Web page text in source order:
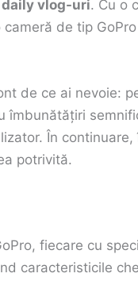
daily vlog-uri. Cu o
de tip
de ce ai nevoie:
În continuare,
potrivită.
fiecare cu
caracteristicile